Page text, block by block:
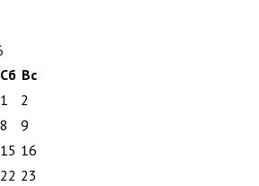
Сб Вс
1
2
8
9
15 16
22 23